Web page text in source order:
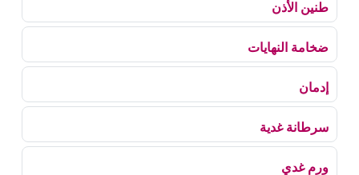
طنين الأذن
ضخامة النهايات
إدمان
سرطانة غدية
ورم غدي